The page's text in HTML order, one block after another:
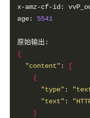
x-amz-cf-id:
age: 5541
{
"content" :
[
{
"type" :
"text" :
}